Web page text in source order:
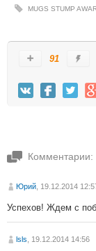
MUGS STUMP
91
Комментарии:
Юрий , 19.12.2014
Успехов! Ждем с
lsls , 19.12.2014 14:56